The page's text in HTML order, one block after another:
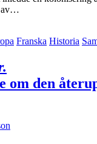
av…
Franska Historia
om den